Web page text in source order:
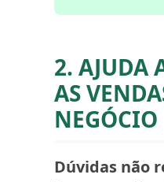
2. AJUDA
AS
NEGÓCIO
Dúvidas não